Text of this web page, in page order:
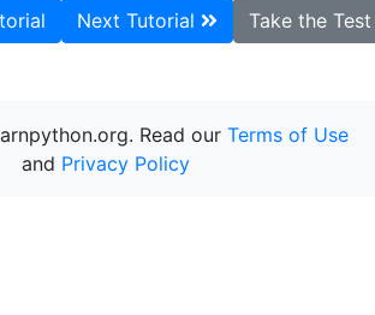
Next Tutorial Take the
Read our Terms of Use
and Privacy Policy